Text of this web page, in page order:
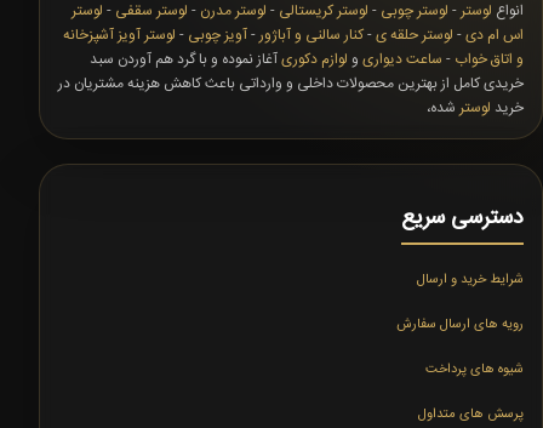
انواع لوستر- لوستر چوبی - لوستر کریستالی - لوستر مدرن - لوستر سقفی - لوستر
اس ام دی- لوستر حلقه ی-کنار سالنی و آباژور-آویز چوبی - لوستر آویز آشپزخانه
و اتاق خواب - ساعت دیواری و لوازم دکوریآغاز نموده و با گرد هم آوردن سبد
خریدی کامل از بهترین محصولات داخلی و وارداتی باعث کاهش هزینه مشتریان در
خرید لوسترشده،
دسترسی سریع
شرایط خرید و ارسال
رویه های ارسال سفارش
شیوه های پرداخت
پرسش های متداول